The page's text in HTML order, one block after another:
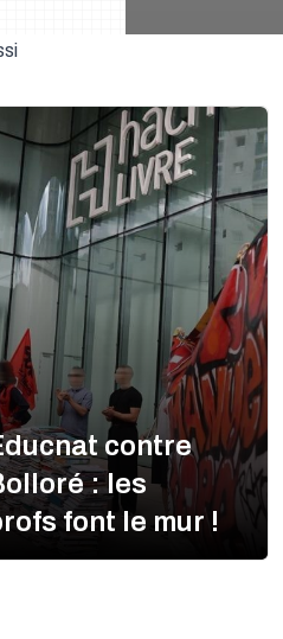
contre
: les
font le mur !
slide